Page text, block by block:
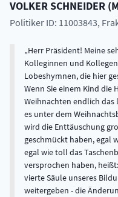
VOLKERSCHNEIDER (
Politiker ID: 11003843,
Herr Präsident! Meine
Kolleginnen und
Lobeshymnen, die hier
Wenn Sie einem Kind die
Weihnachten endlich
es unter dem
wird die Enttäuschung
geschmückt haben, egal
egal wie toll das
versprochen haben,
vierte Säule unseres
weitergeben - die